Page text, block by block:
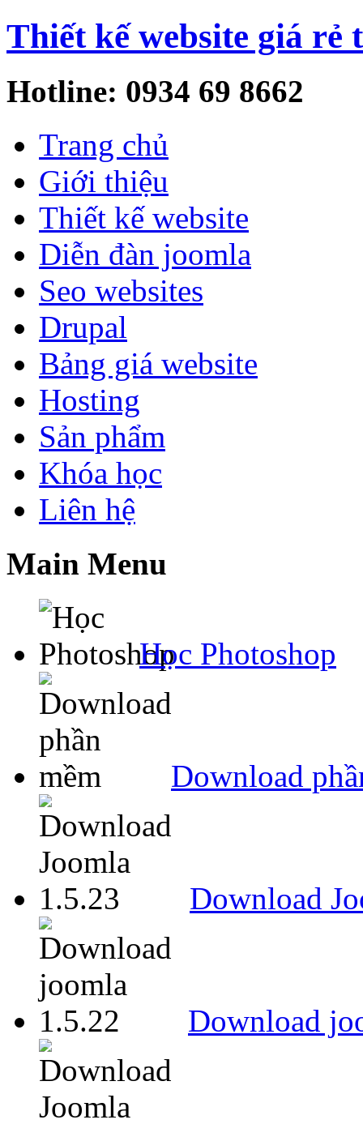
Thiết kế website giá rẻ
Hotline: 0934 69 8662
Trang chủ
Giới thiệu
Thiết kế website
Diễn đàn joomla
Seo websites
Drupal
Bảng giá website
Hosting
Sản phẩm
Khóa học
Liên hệ
Main Menu
Học Photoshop
Download
Download
Download